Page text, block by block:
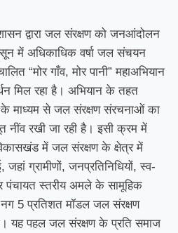
द्वारा जल संरक्षण को जनआंदोलन
में अधिकाधिक वर्षा जल संचयन
“मोर गाँव, मोर पानी” महाअभियान
मिल रहा है। अभियान के तहत
के माध्यम से जल संरक्षण संरचनाओं का
नींव रखी जा रही है। इसी क्रम में
में जल संरक्षण के क्षेत्र में
ग्रामीणों, जनप्रतिनिधियों, स्व-
पंचायत स्तरीय अमले के सामूहिक
5 प्रतिशत मॉडल जल संरक्षण
यह पहल जल संरक्षण के प्रति समाज